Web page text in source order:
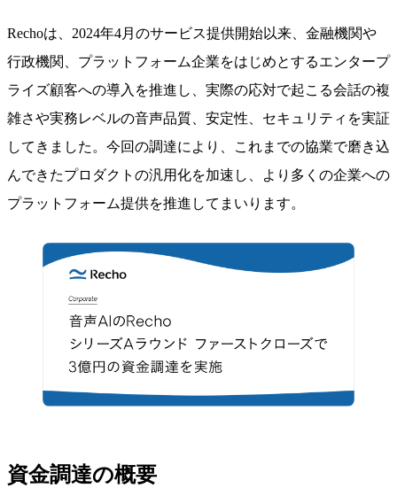
Rechoは、2024年4月のサービス提供開始以来、金融機関や
行政機関、プラットフォーム企業をはじめとするエンタープ
ライズ顧客への導入を推進し、実際の応対で起こる会話の複
雑さや実務レベルの音声品質、安定性、セキュリティを実証
してきました。今回の調達により、これまでの協業で磨き込
んできたプロダクトの汎用化を加速し、より多くの企業への
プラットフォーム提供を推進してまいります。
資金調達の概要